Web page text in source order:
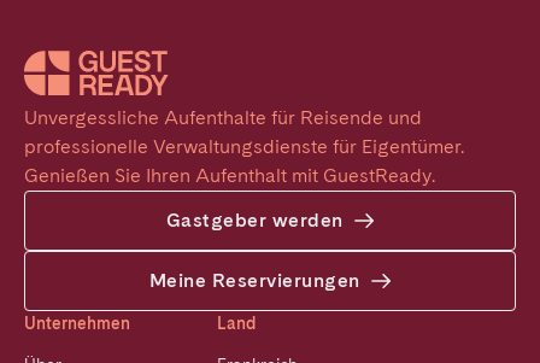
Unvergessliche Aufenthalte für Reisende und
professionelle Verwaltungsdienste für Eigentümer.
Genießen Sie Ihren Aufenthalt mit GuestReady.
Gastgeber werden
Meine Reservierungen
Unternehmen Land